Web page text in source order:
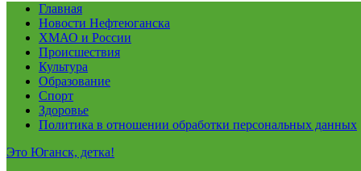
Главная
Новости Нефтеюганска
ХМАО и России
Происшествия
Культура
Образование
Спорт
Здоровье
Политика в отношении обработки персональных данных
Это Юганск, детка!